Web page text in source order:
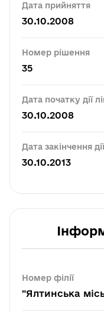
Дата прийняття
30.10.2008
Номер рішення
35
Дата початку дії
30.10.2008
Дата закінчення дії
30.10.2013
Номер філії
"Ялтинська